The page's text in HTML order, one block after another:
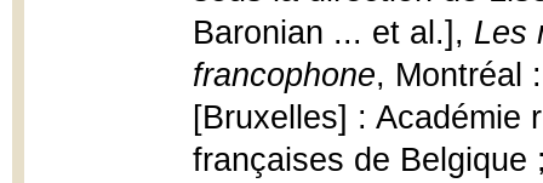
Baronian ... et al.], Les
francophone, Montréal
[Bruxelles] : Académie
françaises de